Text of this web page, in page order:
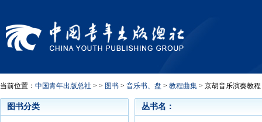
当前位置： 中国青年出版总社 > > 图书 > 音乐书、盘 > 教程曲集 > 京胡音乐演奏教程
图书分类 丛书名：